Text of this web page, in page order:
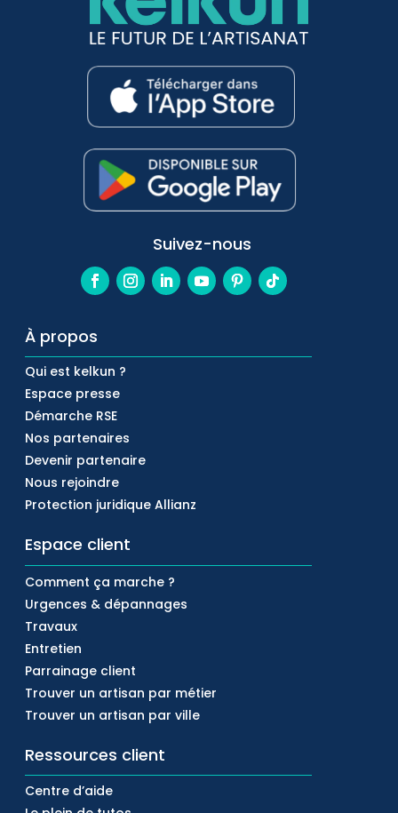
Suivez-nous
À propos
Qui est kelkun ?
Espace presse
Démarche RSE
Nos partenaires
Devenir partenaire
Nous rejoindre
Protection juridique Allianz
Espace client
Comment ça marche ?
Urgences & dépannages
Travaux
Entretien
Parrainage client
Trouver un artisan par métier
Trouver un artisan par ville
Ressources client
Centre d’aide